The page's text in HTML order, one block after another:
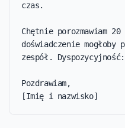
czas.
Chętnie porozmawiam
doświadczenie mogłoby
zespół.
Pozdrawiam,
[Imię i nazwisko]